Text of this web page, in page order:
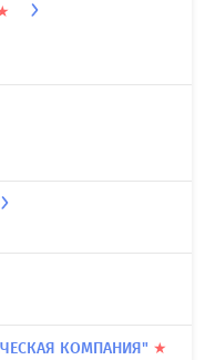
КОМПАНИЯ" ★